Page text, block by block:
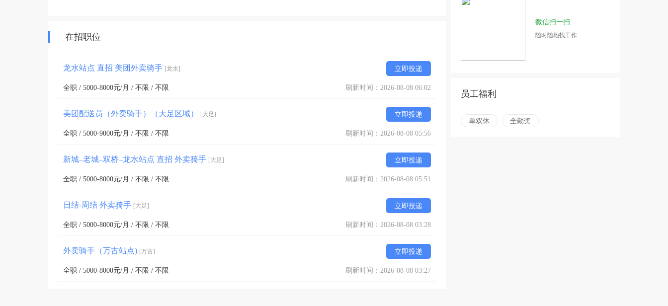
在招职位
龙水站点 直招 美团外卖骑手 [龙水] 立即投递
全职 / 5000-8000元/月 / 不限 / 不限 刷新时间：2026-08-08 06:02
美团配送员（外卖骑手）（大足区域） [大足] 立即投递
全职 / 5000-9000元/月 / 不限 / 不限 刷新时间：2026-08-08 05:56
新城–老城–双桥–龙水站点 直招 外卖骑手 [大足] 立即投递
全职 / 5000-8000元/月 / 不限 / 不限 刷新时间：2026-08-08 05:51
日结-周结 外卖骑手 [大足] 立即投递
全职 / 5000-8000元/月 / 不限 / 不限 刷新时间：2026-08-08 03:28
外卖骑手（万古站点) [万古] 立即投递
全职 / 5000-8000元/月 / 不限 / 不限 刷新时间：2026-08-08 03:27
微信扫一扫
随时随地找工作
员工福利
单双休 全勤奖